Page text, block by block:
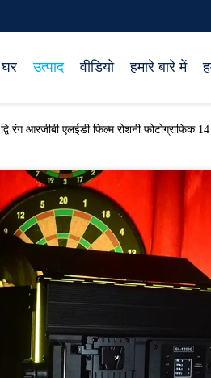
घर उत्पाद वीडियो हमारे बारे में
द्वि रंग आरजीबी एलईडी फिल्म रोशनी फोटोग्राफिक